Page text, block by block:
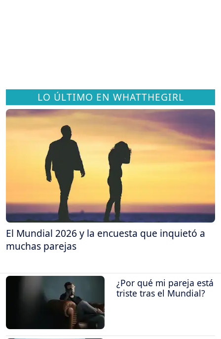
LO ÚLTIMO EN WHATTHEGIRL
El Mundial 2026 y la encuesta que inquietó a
muchas parejas
¿Por qué mi pareja está
triste tras el Mundial?